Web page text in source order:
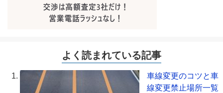
よく読まれている記事
車線変更のコツと車
線変更禁止場所一覧